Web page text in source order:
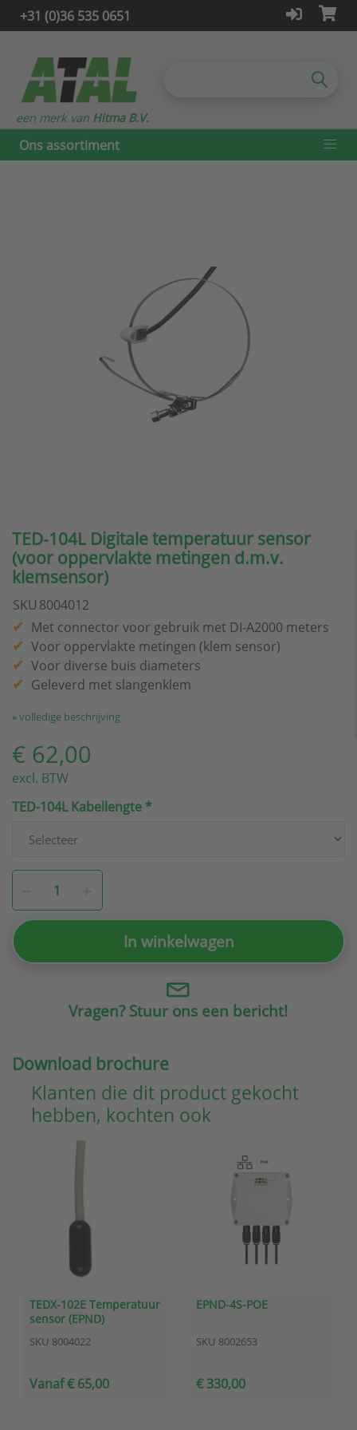
+31 (0)36 535 0651
Ons assortiment
een merk van Hitma B.V.
TED-104L Digitale temperatuur sensor
(voor oppervlakte metingen d.m.v.
klemsensor)
SKU 8004012
Met connector voor gebruik met DI-A2000 meters
Voor oppervlakte metingen (klem sensor)
Voor diverse buis diameters
Geleverd met slangenklem
» volledige beschrijving
€ 62,00
excl. BTW
TED-104L Kabellengte
In winkelwagen
Vragen? Stuur ons een bericht!
Download brochure
Klanten die dit product gekocht
hebben, kochten ook
TEDX-102E Temperatuur
sensor (EPND)
SKU 8004022
Vanaf € 65,00
EPND-4S-POE
SKU 8002653
€ 330,00